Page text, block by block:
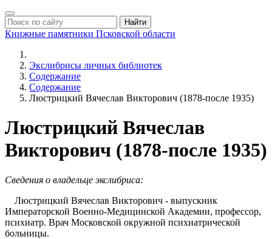
Найти
Книжные памятники Псковской области
Экслибрисы личных библиотек
Содержание
Содержание
Люстрицкий Вячеслав Викторович (1878-после 1935)
Люстрицкий Вячеслав
Викторович (1878-после 1935)
Сведения о владельце экслибриса:
Люстрицкий Вячеслав Викторович - выпускник
Императорской Военно-Медицинской Академии, профессор,
психиатр. Врач Московской окружной психиатрической
больницы.